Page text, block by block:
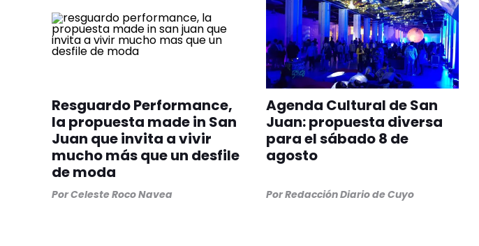
Resguardo Performance,
la propuesta made in San
Juan que invita a vivir
mucho más que un desfile
de moda
PorCeleste Roco Navea
Agenda Cultural de San
Juan: propuesta diversa
para el sábado 8 de
agosto
PorRedacción Diario de Cuyo